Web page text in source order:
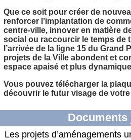
Que ce soit pour créer de
renforcer l’implantation de
centre-ville, innover en matière
social ou raccourcir le temps
l’arrivée de la ligne 15 du
projets de la Ville abondent et
espace apaisé et plus
Vous pouvez télécharger la
découvrir le futur visage de votre
Documents
Les projets d’aménagements